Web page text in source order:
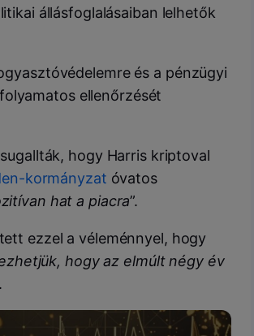
állásfoglalásaiban lelhetők
és a pénzügyi
ellenőrzését
hogy Harris kriptoval
kormányzat óvatos
hat a piacra”.
ezzel a véleménnyel, hogy
hogy az elmúlt négy év